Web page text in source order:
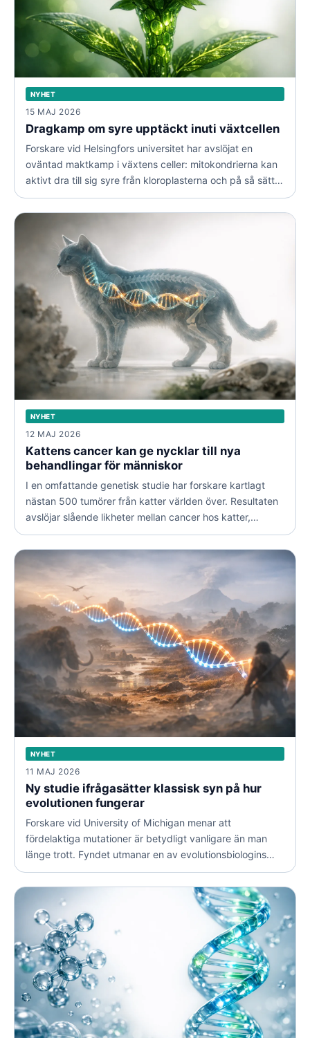
NYHET
15 MAJ 2026
Dragkamp om syre upptäckt inuti växtcellen
Forskare vid Helsingfors universitet har avslöjat en
oväntad maktkamp i växtens celler: mitokondrierna kan
aktivt dra till sig syre från kloroplasterna och på så sätt
påverka både fotosyntesen och hur växten hanterar
stress.
NYHET
12 MAJ 2026
Kattens cancer kan ge nycklar till nya
behandlingar för människor
I en omfattande genetisk studie har forskare kartlagt
nästan 500 tumörer från katter världen över. Resultaten
avslöjar slående likheter mellan cancer hos katter,
hundar och människor.
NYHET
11 MAJ 2026
Ny studie ifrågasätter klassisk syn på hur
evolutionen fungerar
Forskare vid University of Michigan menar att
fördelaktiga mutationer är betydligt vanligare än man
länge trott. Fyndet utmanar en av evolutionsbiologins
mest inflytelserika idéer om att de flesta bestående
genetiska förändringar är neutrala.